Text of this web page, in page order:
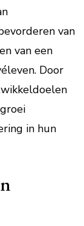
van
van een
Door
in hun